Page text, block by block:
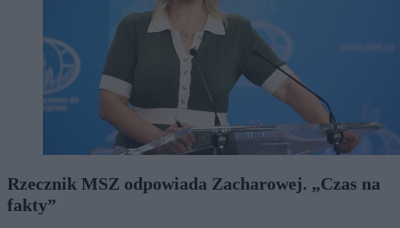
Rzecznik MSZ odpowiada Zacharowej. „Czas na
fakty”